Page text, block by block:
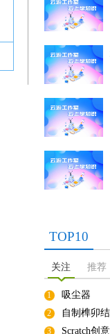
TOP10
关注 推荐
1 吸尘器
2 自制榫卯
3 Scratch创